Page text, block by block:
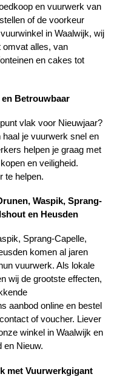
en vuurwerk van
of de voorkeur
in Waalwijk, wij
omvat alles, van
en cakes tot
Betrouwbaar
vlak voor Nieuwjaar?
haal je vuurwerk snel en
helpen je graag met
en veiligheid.
te helpen.
Waspik, Sprang-
en Heusden
Sprang-Capelle,
komen al jaren
vuurwerk. Als lokale
wij de grootste effecten,
aanbod online en bestel
of voucher. Liever
winkel in Waalwijk en
en Nieuw.
met Vuurwerkgigant